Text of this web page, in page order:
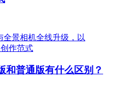
和普通版有什么区别？